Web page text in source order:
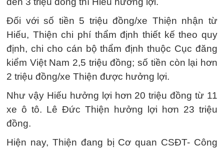
Đối với số tiền 5 triệu đồng/xe Thiện nhận từ
Hiếu, Thiện chi phí thẩm định thiết kế theo quy
định, chi cho cán bộ thẩm định thuộc Cục đăng
kiểm Việt Nam 2,5 triệu đồng; số tiền còn lại hơn
2 triệu đồng/xe Thiện được hưởng lợi.
Như vậy Hiếu hưởng lợi hơn 20 triệu đồng từ 11
xe ô tô. Lê Đức Thiện hưởng lợi hơn 23 triệu
đồng.
Hiện nay, Thiện đang bị Cơ quan CSĐT- Công